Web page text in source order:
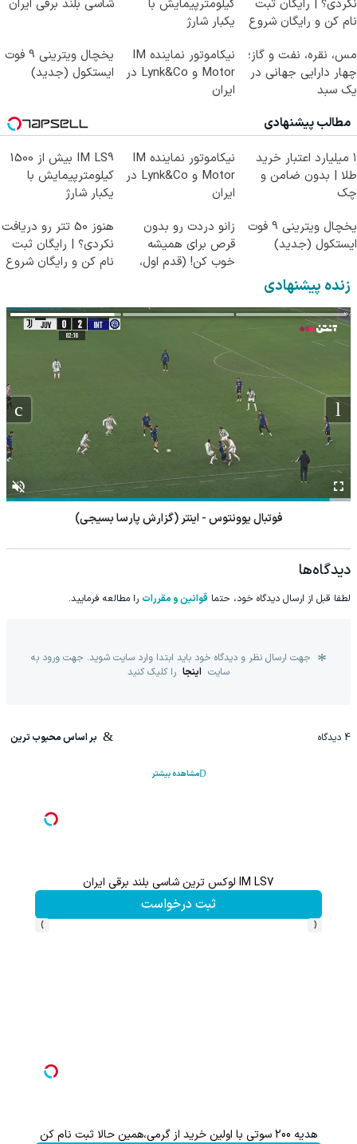
نکردی؟ | رایگان ثبت
نام کن و رایگان شروع
کیلومترپیمایش با
یکبار شارژ
شاسی بلند برقی ایران
مس، نقره، نفت و گاز؛
چهار دارایی جهانی در
یک سبد
نیکاموتور نماینده IM
Motor و Lynk&Co در
ایران
یخچال ویترینی 9 فوت
ایستکول (جدید)
مطالب پیشنهادی
۱ میلیارد اعتبار خرید
طلا | بدون ضامن و
چک
نیکاموتور نماینده IM
Motor و Lynk&Co در
ایران
IM LS9 بیش از 1500
کیلومترپیمایش با
یکبار شارژ
یخچال ویترینی 9 فوت
ایستکول (جدید)
زانو دردت رو بدون
قرص برای همیشه
خوب کن! (قدم اول،
هنوز 50 تتر رو دریافت
نکردی؟ | رایگان ثبت
نام کن و رایگان شروع
زنده پیشنهادی
فوتبال چلسی - میلان (گزارش رضا محمدعلی)
دیدگاه‌ها
لطفا قبل از ارسال دیدگاه خود، حتما قوانین و مقررات را مطالعه فرمایید.
جهت ارسال نظر و دیدگاه خود باید ابتدا وارد سایت شوید. جهت ورود به
سایت اینجا را کلیک کنید
4 دیدگاه بر اساس محبوب ترین
مشاهده بیشتر
IM LS7 لوکس ترین شاسی بلند برقی ایران
ثبت درخواست
‹
›
هدیه 200 سوتی با اولین خرید از گرمی،همین حالا ثبت نام کن